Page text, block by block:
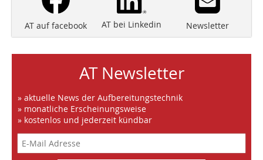
AT auf facebook AT bei Linkedin Newsletter
AT Newsletter
» aktuelle News der Aufbereitungstechnik
» monatliche Erscheinungsweise
» kostenlos und jederzeit kündbar